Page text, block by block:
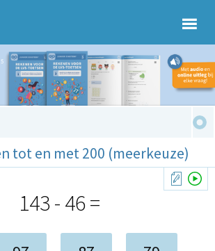
tot en met 200 (meerkeuze)
143 - 46 =